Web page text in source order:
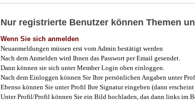
Nur registrierte Benutzer können Themen
Wenn Sie sich anmelden
Neuanmeldungen müssen erst vom Admin bestätigt werden
Nach dem Anmelden wird Ihnen das Passwort per Email gesendet.
Dann können sie sich unter Member Login oben einloggen.
Nach dem Einloggen können Sie Ihre persönlichen Angaben unter
Ebenso können Sie unter Profil Ihre Signatur eingeben (dann
Unter Profil/Profil können Sie ein Bild hochladen, das dann links im